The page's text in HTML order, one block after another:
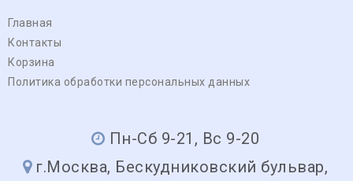
Главная
Контакты
Корзина
Политика обработки персональных данных
Пн-Сб 9-21, Вс 9-20
г.Москва, Бескудниковский бульвар,